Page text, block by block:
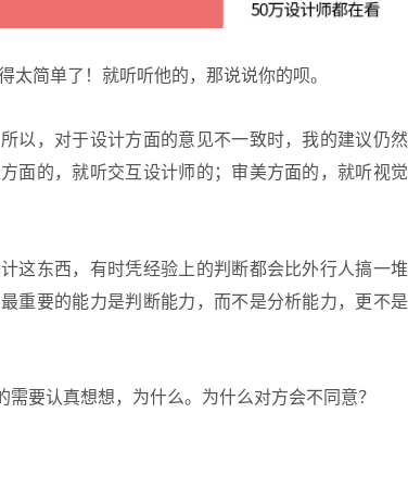
简单了！就听听他的，那说说你的呗。
以，对于设计方面的意见不一致时，我的建议仍然
面的，就听交互设计师的；审美方面的，就听视觉
这东西，有时凭经验上的判断都会比外行人搞一堆
重要的能力是判断能力，而不是分析能力，更不是
要认真想想，为什么。为什么对方会不同意？